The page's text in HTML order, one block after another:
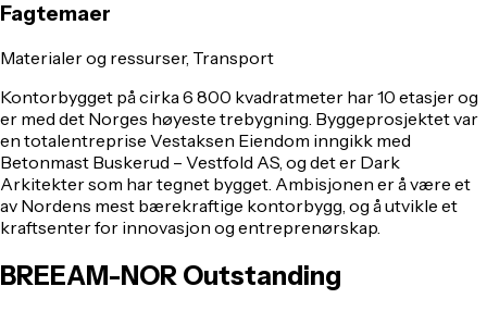
Fagtemaer
Materialer og ressurser, Transport
Kontorbygget på cirka 6 800 kvadratmeter har 10 etasjer og
er med det Norges høyeste trebygning. Byggeprosjektet var
en totalentreprise Vestaksen Eiendom inngikk med
Betonmast Buskerud – Vestfold AS, og det er Dark
Arkitekter som har tegnet bygget. Ambisjonen er å være et
av Nordens mest bærekraftige kontorbygg, og å utvikle et
kraftsenter for innovasjon og entreprenørskap.
BREEAM-NOR Outstanding